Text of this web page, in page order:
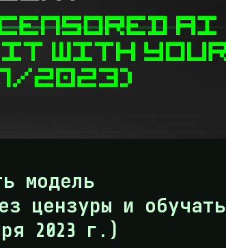
модель
цензуры и обучать
2023 г.)